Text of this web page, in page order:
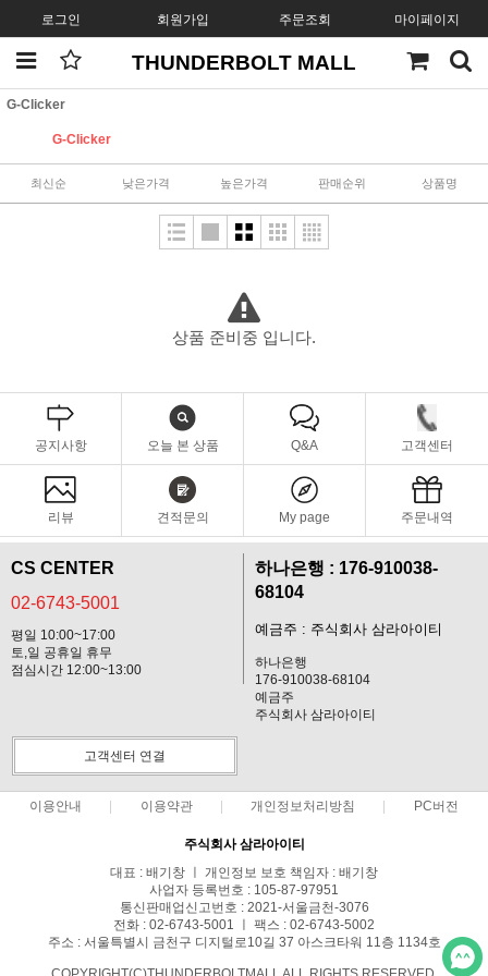
로그인 회원가입 주문조회 마이페이지
THUNDERBOLT MALL
G-Clicker
G-Clicker
최신순 낮은가격 높은가격 판매순위 상품명
상품 준비중 입니다.
공지사항 오늘 본 상품 Q&A 고객센터
리뷰 견적문의 My page 주문내역
CS CENTER
02-6743-5001
평일 10:00~17:00
토,일 공휴일 휴무
점심시간 12:00~13:00
하나은행 : 176-910038-
68104
예금주 : 주식회사 삼라아이티
하나은행
176-910038-68104
예금주
주식회사 삼라아이티
고객센터 연결
이용안내 이용약관 개인정보처리방침 PC버전
주식회사 삼라아이티
대표 : 배기창 ㅣ 개인정보 보호 책임자 : 배기창
사업자 등록번호 : 105-87-97951
통신판매업신고번호 : 2021-서울금천-3076
전화 : 02-6743-5001 ㅣ 팩스 : 02-6743-5002
주소 : 서울특별시 금천구 디지털로10길 37 아스크타워 11층 1134호